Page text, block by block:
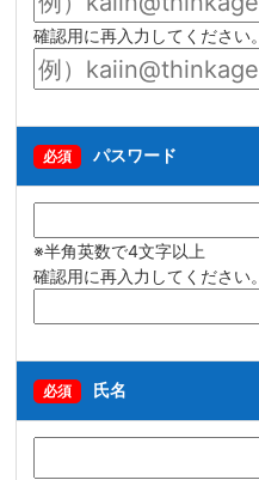
確認用に再入力してください。
必須 パスワード
※半角英数で4文字以上
確認用に再入力してください。
必須 氏名